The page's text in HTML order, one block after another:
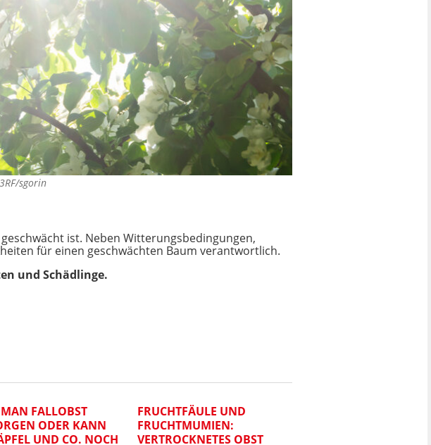
sgorin
ist. Neben Witterungsbedingungen,
für einen geschwächten Baum verantwortlich.
und Schädlinge.
FALLOBST
ODER KANN
UND CO. NOCH
FRUCHTFÄULE UND
FRUCHTMUMIEN:
VERTROCKNETES OBST